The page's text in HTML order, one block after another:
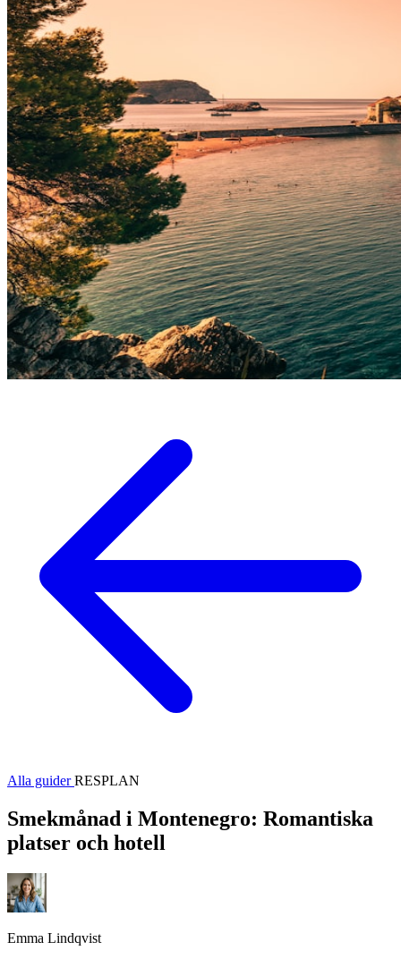
Alla guiderRESPLAN
Smekmånad i Montenegro: Romantiska
platser och hotell
Emma Lindqvist